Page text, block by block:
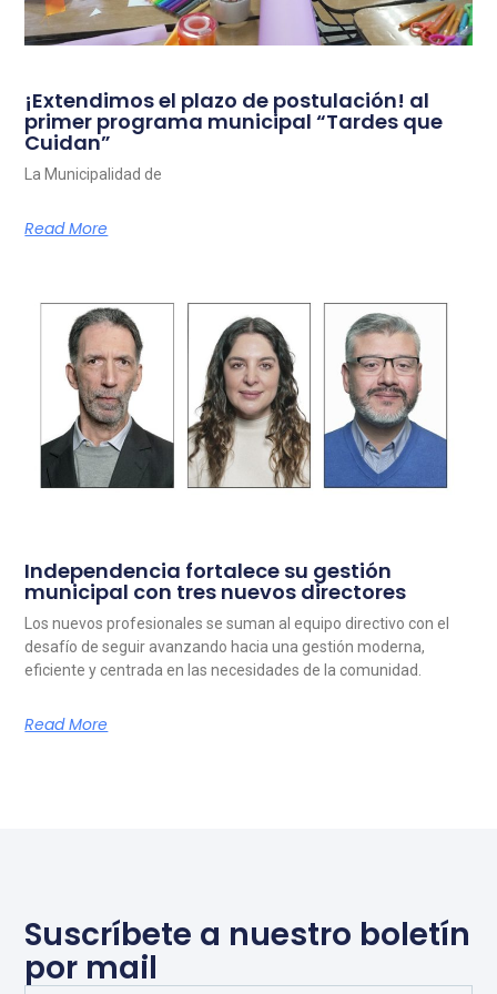
¡Extendimos el plazo de postulación! al
primer programa municipal “Tardes que
Cuidan”
La Municipalidad de
Read More
Independencia fortalece su gestión
municipal con tres nuevos directores
Los nuevos profesionales se suman al equipo directivo con el
desafío de seguir avanzando hacia una gestión moderna,
eficiente y centrada en las necesidades de la comunidad.
Read More
Suscríbete a nuestro boletín
por mail